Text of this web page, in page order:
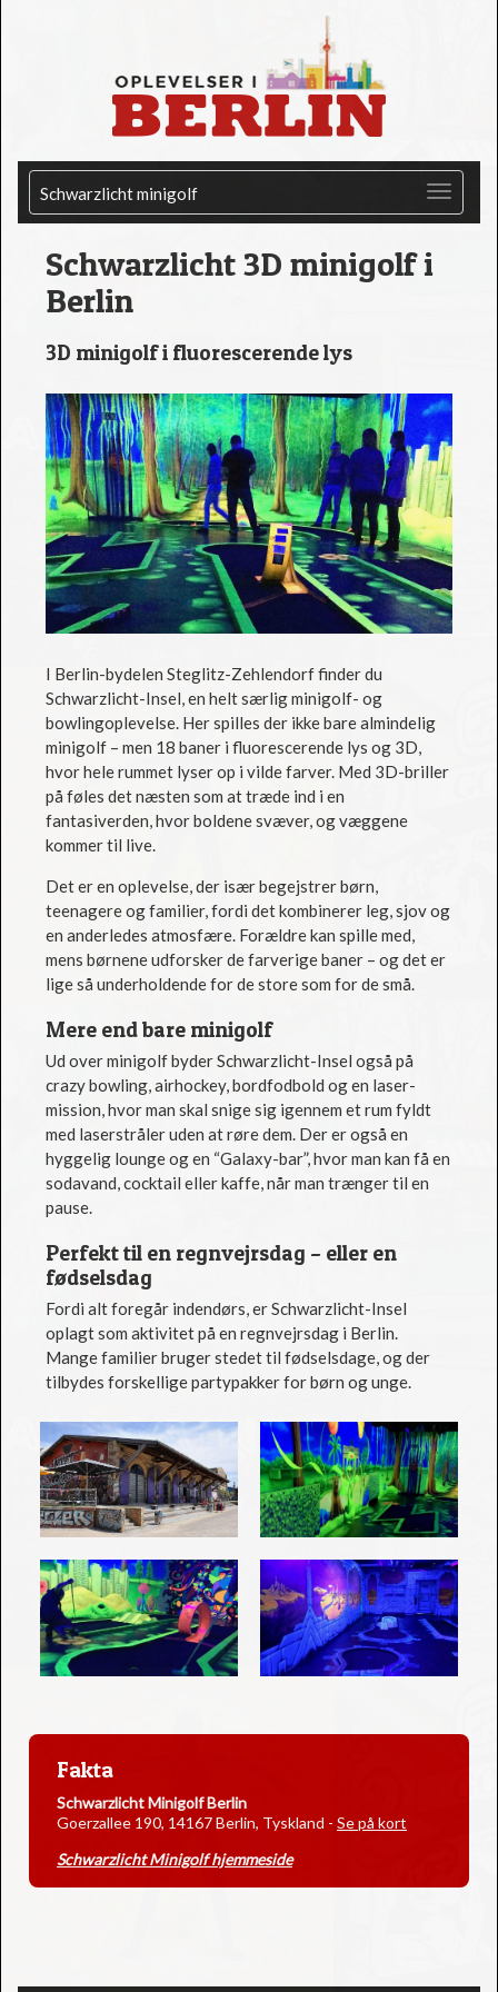
Schwarzlicht minigolf
Schwarzlicht 3D minigolf i
Berlin
3D minigolf i fluorescerende lys
I Berlin-bydelen Steglitz-Zehlendorf finder du
Schwarzlicht-Insel, en helt særlig minigolf- og
bowlingoplevelse. Her spilles der ikke bare almindelig
minigolf – men 18 baner i fluorescerende lys og 3D,
hvor hele rummet lyser op i vilde farver. Med 3D-briller
på føles det næsten som at træde ind i en
fantasiverden, hvor boldene svæver, og væggene
kommer til live.
Det er en oplevelse, der især begejstrer børn,
teenagere og familier, fordi det kombinerer leg, sjov og
en anderledes atmosfære. Forældre kan spille med,
mens børnene udforsker de farverige baner – og det er
lige så underholdende for de store som for de små.
Mere end bare minigolf
Ud over minigolf byder Schwarzlicht-Insel også på
crazy bowling, airhockey, bordfodbold og en laser-
mission, hvor man skal snige sig igennem et rum fyldt
med laserstråler uden at røre dem. Der er også en
hyggelig lounge og en “Galaxy-bar”, hvor man kan få en
sodavand, cocktail eller kaffe, når man trænger til en
pause.
Perfekt til en regnvejrsdag – eller en
fødselsdag
Fordi alt foregår indendørs, er Schwarzlicht-Insel
oplagt som aktivitet på en regnvejrsdag i Berlin.
Mange familier bruger stedet til fødselsdage, og der
tilbydes forskellige partypakker for børn og unge.
Fakta
Schwarzlicht Minigolf Berlin
Goerzallee 190, 14167 Berlin, Tyskland - Se på kort
Schwarzlicht Minigolf hjemmeside